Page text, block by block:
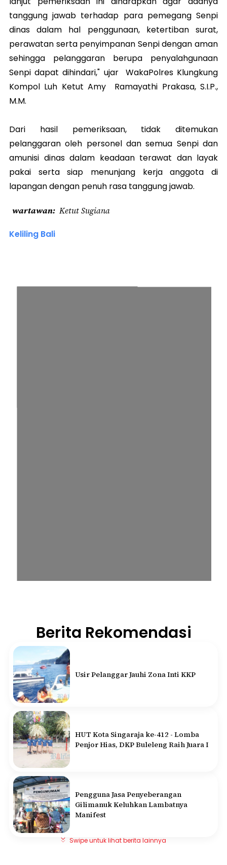
tanggung jawab terhadap para pemegang Senpi
dinas dalam hal penggunaan, ketertiban surat,
perawatan serta penyimpanan Senpi dengan aman
sehingga pelanggaran berupa penyalahgunaan
Senpi dapat dihindari," ujar WakaPolres Klungkung
Kompol Luh Ketut Amy Ramayathi Prakasa, S.I.P.,
M.M.
Dari hasil pemeriksaan, tidak ditemukan
pelanggaran oleh personel dan semua Senpi dan
amunisi dinas dalam keadaan terawat dan layak
pakai serta siap menunjang kerja anggota di
lapangan dengan penuh rasa tanggung jawab.
wartawan Ketut Sugiana
Keliling Bali
Berita Rekomendasi
Usir Pelanggar Jauhi Zona Inti KKP
HUT Kota Singaraja ke-412 - Lomba
Penjor Hias, DKP Buleleng Raih Juara I
Pengguna Jasa Penyeberangan
Gilimanuk Keluhkan Lambatnya
Manifest
Swipe untuk lihat berita lainnya